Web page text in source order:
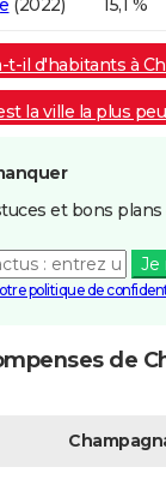
(2022) 15,1 %
t-il d'habitants à
la ville la plus
et bons
Je
politique de
de